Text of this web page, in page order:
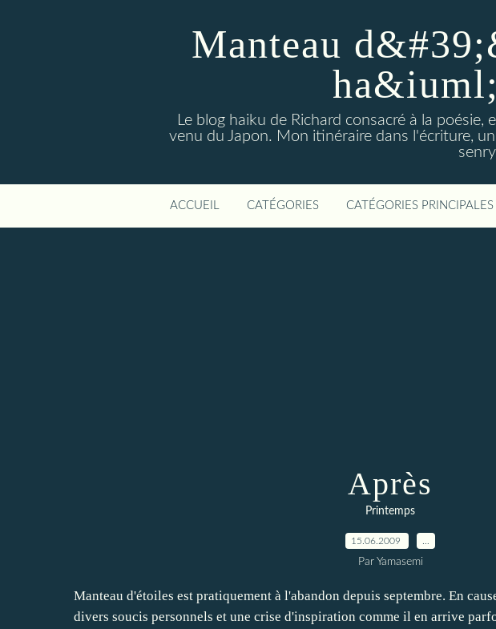
Manteau
Le blog haiku de Richard consacré à la
venu du Japon. Mon itinéraire dans l'écriture,
ACCUEIL CATÉGORIES CATÉGORIES PRINCIPALES
Après
Printemps
15.06.2009
Par Yamasemi
Manteau d'étoiles est pratiquement à l'abandon depuis septembre. En
divers soucis personnels et une crise d'inspiration comme il en arrive